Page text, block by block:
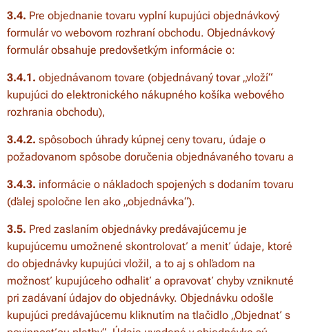
3.4. Pre objednanie tovaru vyplní kupujúci objednávkový
formulár vo webovom rozhraní obchodu. Objednávkový
formulár obsahuje predovšetkým informácie o:
3.4.1. objednávanom tovare (objednávaný tovar „vloží“
kupujúci do elektronického nákupného košíka webového
rozhrania obchodu),
3.4.2. spôsoboch úhrady kúpnej ceny tovaru, údaje o
požadovanom spôsobe doručenia objednávaného tovaru a
3.4.3. informácie o nákladoch spojených s dodaním tovaru
(ďalej spoločne len ako „objednávka“).
3.5. Pred zaslaním objednávky predávajúcemu je
kupujúcemu umožnené skontrolovať a meniť údaje, ktoré
do objednávky kupujúci vložil, a to aj s ohľadom na
možnosť kupujúceho odhaliť a opravovať chyby vzniknuté
pri zadávaní údajov do objednávky. Objednávku odošle
kupujúci predávajúcemu kliknutím na tlačidlo „Objednať s